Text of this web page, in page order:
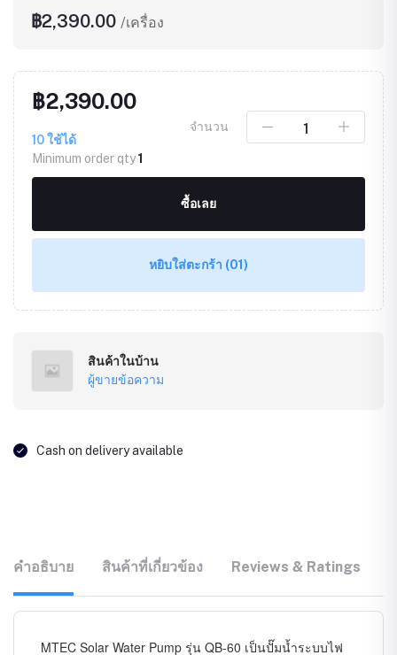
฿2,390.00 /เครื่อง
฿2,390.00
10ใช้ได้
Minimum order qty1
จำนวน
ซื้อเลย
หยิบใส่ตะกร้า (01)
สินค้าในบ้าน
ผู้ขายข้อความ
Cash on delivery available
คำอธิบาย สินค้าที่เกี่ยวข้อง Reviews & Ratings
MTEC Solar Water Pump รุ่น QB-60 เป็นปั๊มน้ำระบบไฟ